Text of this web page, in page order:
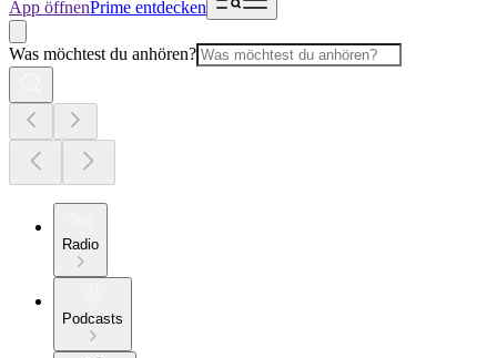
App öffnenPrime entdecken
Was möchtest du anhören?
Radio
Podcasts